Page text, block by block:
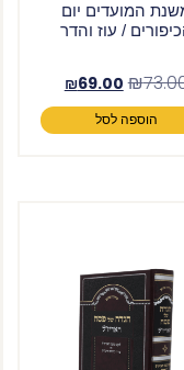
המועדים יום
/ עוז והדר
₪
₪69.00
הוספה לסל